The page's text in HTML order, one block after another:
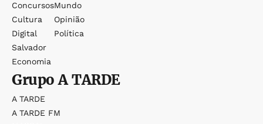
Concursos
Cultura
Digital
Salvador
Economia
Mundo
Opinião
Política
GrupoA TARDE
A TARDE
A TARDE FM